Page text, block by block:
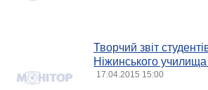
Творчий звіт
Ніжинського училища
17.04.2015 15:00